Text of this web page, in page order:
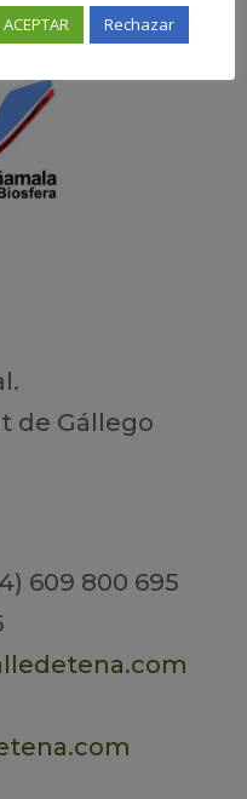
de Gállego
609 800 695
ACEPTAR Rechazar